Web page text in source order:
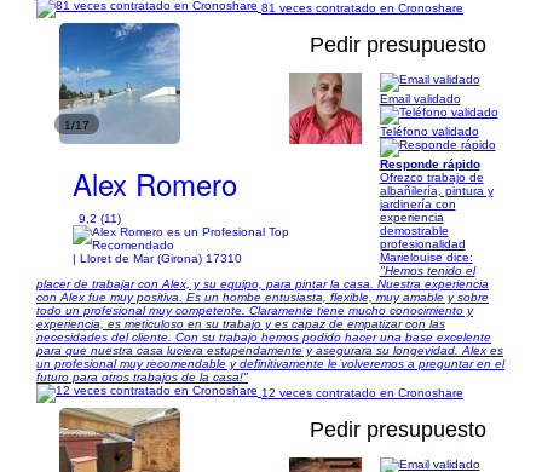
81 veces contratado en Cronoshare
1/17
Pedir presupuesto
Alex Romero
9,2 (11)
| Lloret de Mar (Girona) 17310
Email validado
Teléfono validado
Responde rápido
Ofrezco trabajo de
albañilería, pintura y
jardinería con
experiencia
demostrable
profesionalidad
Marielouise dice:
"Hemos tenido el
placer de trabajar con Alex, y su equipo, para pintar la casa. Nuestra experiencia
con Alex fue muy positiva. Es un hombe entusiasta, flexible, muy amable y sobre
todo un profesional muy competente. Claramente tiene mucho conocimiento y
experiencia, es meticuloso en su trabajo y es capaz de empatizar con las
necesidades del cliente. Con su trabajo hemos podido hacer una base excelente
para que nuestra casa luciera estupendamente y asegurara su longevidad. Alex es
un profesional muy recomendable y definitivamente le volveremos a preguntar en el
futuro para otros trabajos de la casa!"
12 veces contratado en Cronoshare
Pedir presupuesto